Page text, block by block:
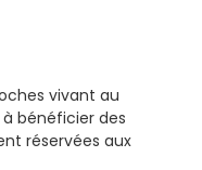
vivant au
bénéficier des
réservées aux